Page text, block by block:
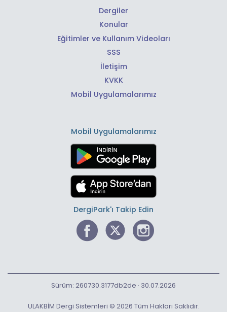
Dergiler
Konular
Eğitimler ve Kullanım Videoları
SSS
İletişim
KVKK
Mobil Uygulamalarımız
Mobil Uygulamalarımız
DergiPark'ı Takip Edin
ULAKBİM Dergi Sistemleri © 2026 Tüm Hakları Saklıdır.
Sürüm: 260730.3177db2de · 30.07.2026